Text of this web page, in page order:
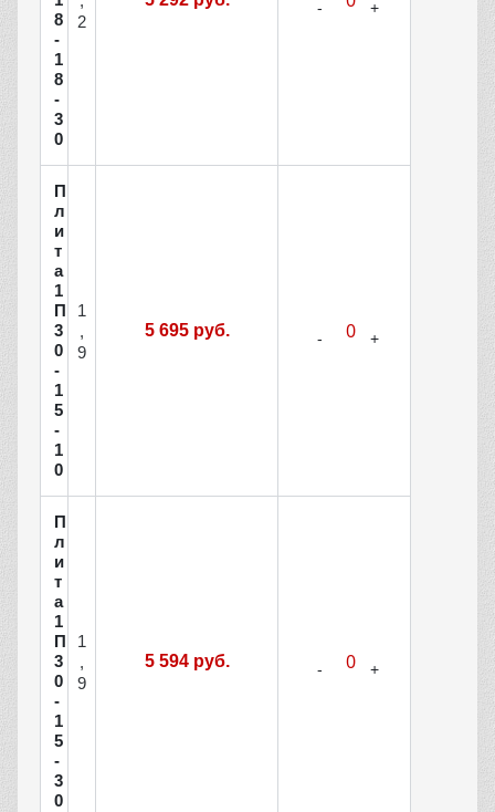
8
-
1
8
-
3
0
2
П
л
и
т
а
1
П
3
0
-
1
5
-
1
0
1
,
9
5 695 руб.
П
л
и
т
а
1
П
3
0
-
1
5
-
3
0
1
,
9
5 594 руб.